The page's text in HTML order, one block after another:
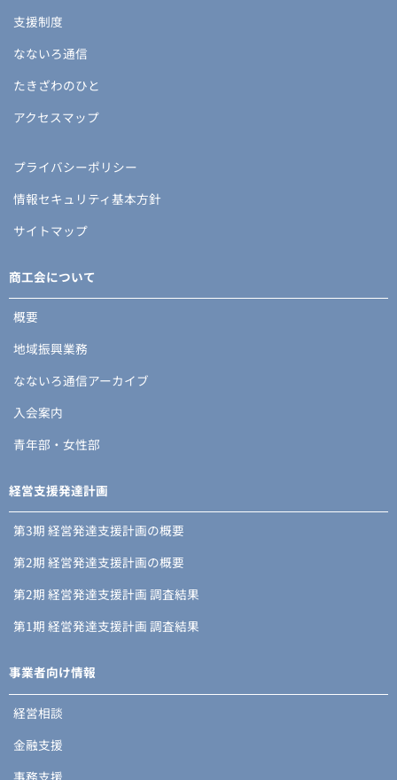
支援制度
なないろ通信
たきざわのひと
アクセスマップ
プライバシーポリシー
情報セキュリティ基本方針
サイトマップ
商工会について
概要
地域振興業務
なないろ通信アーカイブ
入会案内
青年部・女性部
経営支援発達計画
第3期 経営発達支援計画の概要
第2期 経営発達支援計画の概要
第2期 経営発達支援計画 調査結果
第1期 経営発達支援計画 調査結果
事業者向け情報
経営相談
金融支援
事務支援